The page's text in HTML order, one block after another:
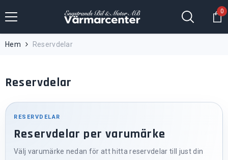
0
0
Hem Reservdelar
Reservdelar
RESERVDELAR
Reservdelar per varumärke
Välj varumärke nedan för att hitta reservdelar till just din